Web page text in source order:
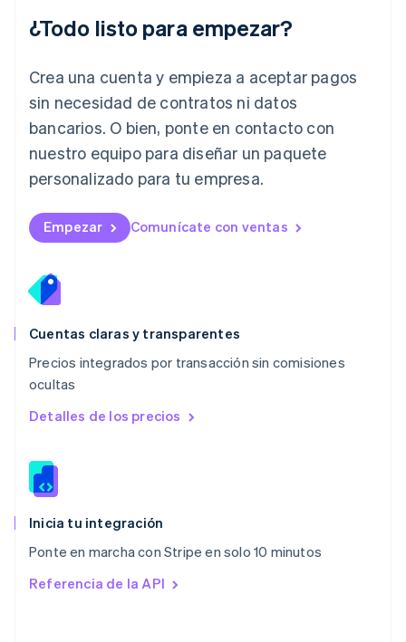
¿Todo listo para empezar?
Crea una cuenta y empieza a aceptar pagos
sin necesidad de contratos ni datos
bancarios. O bien, ponte en contacto con
nuestro equipo para diseñar un paquete
personalizado para tu empresa.
Empezar Comunícate con ventas
Cuentas claras y transparentes
Precios integrados por transacción sin comisiones
ocultas
Detalles de los precios
Inicia tu integración
Ponte en marcha con Stripe en solo 10 minutos
Referencia de la API
Letonia
English
Deutsch English
Lituania
English
Luxemburgo
FrançaisDeutsch English
English 简体中文
English
México
Noruega
English
English
NederlandsEnglish
Polonia
English
RAE de Hong Kong, China
Reino Unido
English
English
English